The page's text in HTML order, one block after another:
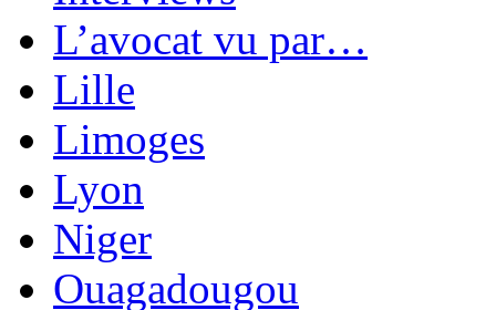
L’avocat vu par…
Lille
Limoges
Lyon
Niger
Ouagadougou